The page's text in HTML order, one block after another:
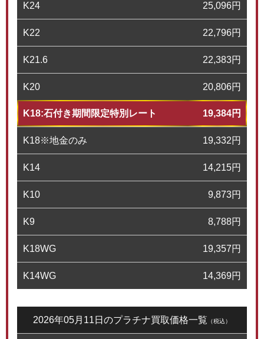
K24 25,096円
K22 22,796円
K21.6 22,383円
K20 20,806円
K18:石付き期間限定特別レート 19,384円
K18※地金のみ 19,332円
K14 14,215円
K10 9,873円
K9 8,788円
K18WG 19,357円
K14WG 14,369円
2026年05月11日のプラチナ買取価格一覧 （税込）